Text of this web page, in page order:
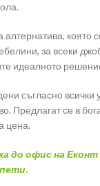
алтернатива, която
за всеки
идеалното
съгласно всички
Предлагат се в
цена.
до офис на Еконт